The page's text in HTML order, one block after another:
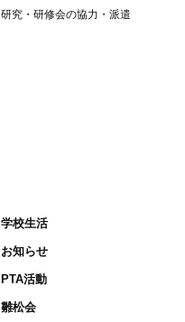
研究・研修会の協力・派遣
学校生活
お知らせ
PTA活動
雛松会